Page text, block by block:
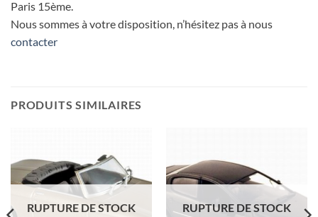
Paris 15ème.
Nous sommes à votre disposition, n’hésitez pas à nous
contacter
PRODUITS SIMILAIRES
RUPTURE DE STOCK RUPTURE DE STOCK